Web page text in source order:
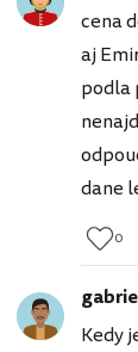
cena
aj
podla
dane
0
Kedy